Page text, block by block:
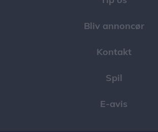
Bliv annoncør
Kontakt
Spil
E-avis